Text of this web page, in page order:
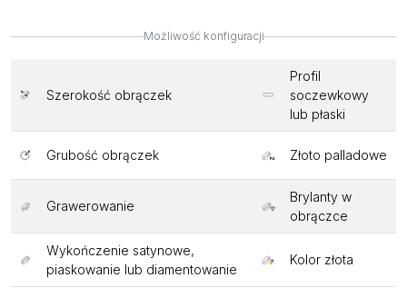
Możliwość konfiguracji
Szerokość obrączek
Profil
soczewkowy
lub płaski
Grubość obrączek Złoto palladowe
Grawerowanie
Brylanty w
obrączce
Wykończenie satynowe,
piaskowanie lub diamentowanie
Kolor złota